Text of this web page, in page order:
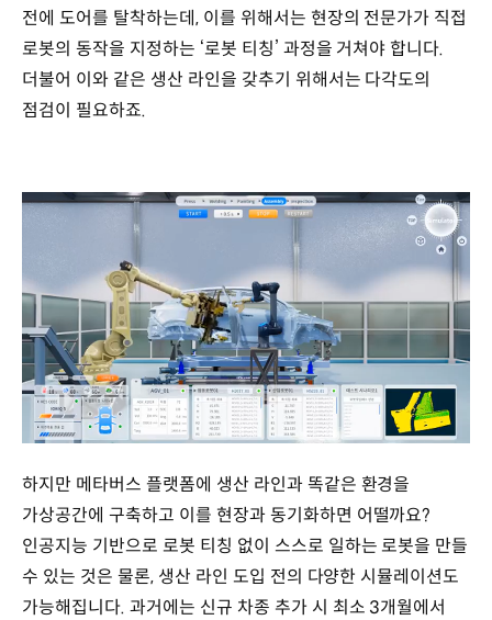
전에 도어를 탈착하는데, 이를 위해서는 현장의 전문가가 직접
로봇의 동작을 지정하는 ‘로봇 티칭’ 과정을 거쳐야 합니다.
더불어 이와 같은 생산 라인을 갖추기 위해서는 다각도의
점검이 필요하죠.
/
하지만 메타버스 플랫폼에 생산 라인과 똑같은 환경을
가상공간에 구축하고 이를 현장과 동기화하면 어떨까요?
인공지능 기반으로 로봇 티칭 없이 스스로 일하는 로봇을 만들
수 있는 것은 물론, 생산 라인 도입 전의 다양한 시뮬레이션도
가능해집니다. 과거에는 신규 차종 추가 시 최소 3개월에서